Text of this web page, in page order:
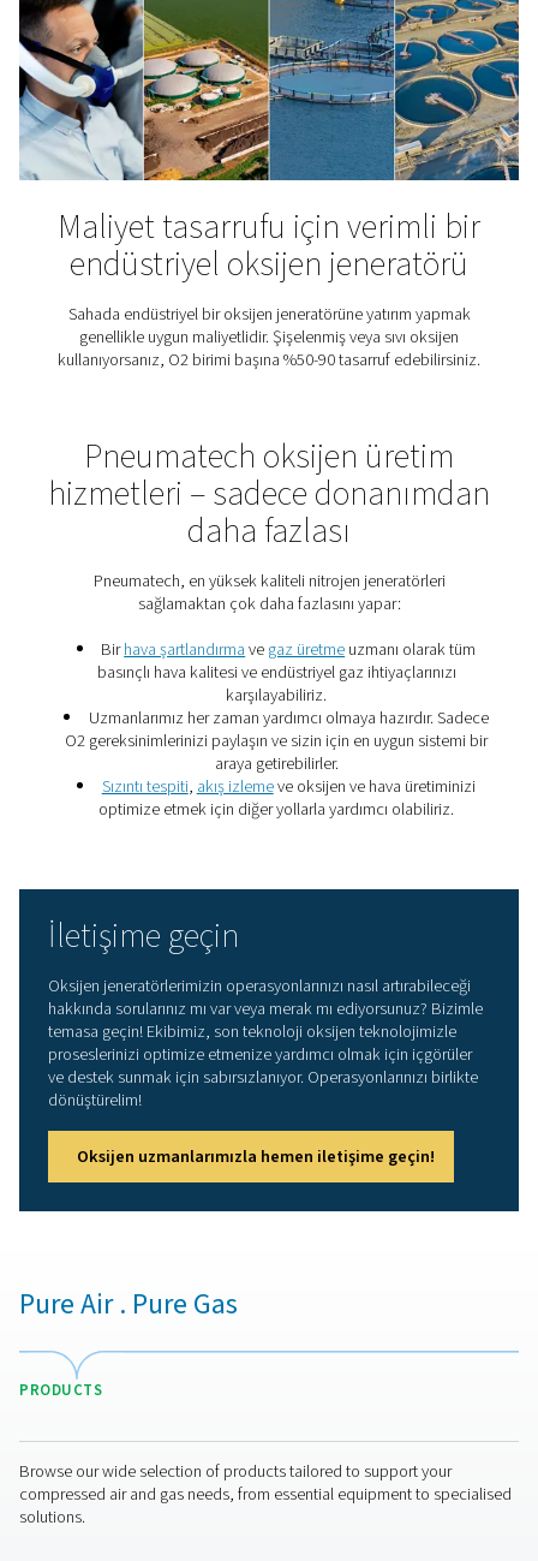
Güvenilir PSA teknolojisi ile sahada oksijen üretin,
azaltın, saflığı kontrol edin ve daha sorunsuz, daha
çalışmalar için 7/24 güvenli besleme sağlayın.
Gaz üretiminde enerji
için 7 önemli ipucu
Bu yedi gaz üretimi enerji tasarrufu ipucu, azot veya
üretiminizi daha verimli hale getirecek ve büyük
tasarrufu sağlayacaktır.
Veteriner kliniği artık
için oksijen üretiminde
Bir veteriner kliniğinin, yerinde bir jeneratör kullanarak